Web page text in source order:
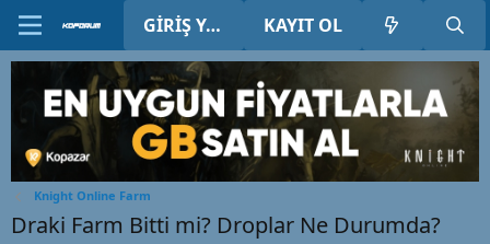
GIRIŞ YAP KAYIT OL
Knight Online Farm
Draki Farm Bitti mi? Droplar Ne Durumda?